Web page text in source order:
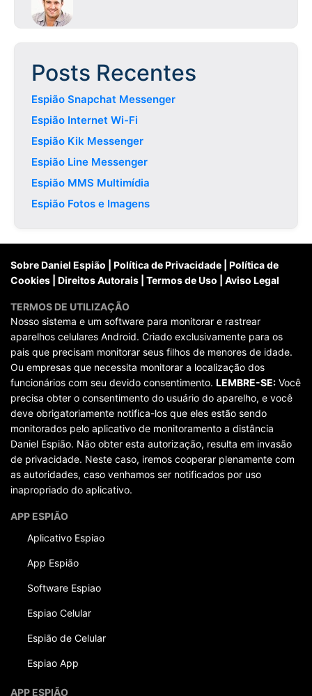
Posts Recentes
Espião Snapchat Messenger
Espião Internet Wi-Fi
Espião Kik Messenger
Espião Line Messenger
Espião MMS Multimídia
Espião Fotos e Imagens
Sobre Daniel Espião Política de Privacidade
Política de
Cookies
Direitos Autorais Termos de Uso Aviso Legal
TERMOS DE UTILIZAÇÃO
Nosso sistema e um software para monitorar e rastrear
aparelhos celulares Android. Criado exclusivamente para os
pais que precisam monitorar seus filhos de menores de idade.
Ou empresas que necessita monitorar a localização dos
funcionários com seu devido consentimento. LEMBRE-SE: Você
precisa obter o consentimento do usuário do aparelho, e você
deve obrigatoriamente notifica-los que eles estão sendo
monitorados pelo aplicativo de monitoramento a distância
Daniel Espião. Não obter esta autorização, resulta em invasão
de privacidade. Neste caso, iremos cooperar plenamente com
as autoridades, caso venhamos ser notificados por uso
inapropriado do aplicativo.
APP ESPIÃO
Aplicativo Espiao
App Espião
Software Espiao
Espiao Celular
Espião de Celular
Espiao App
APP ESPIÃO